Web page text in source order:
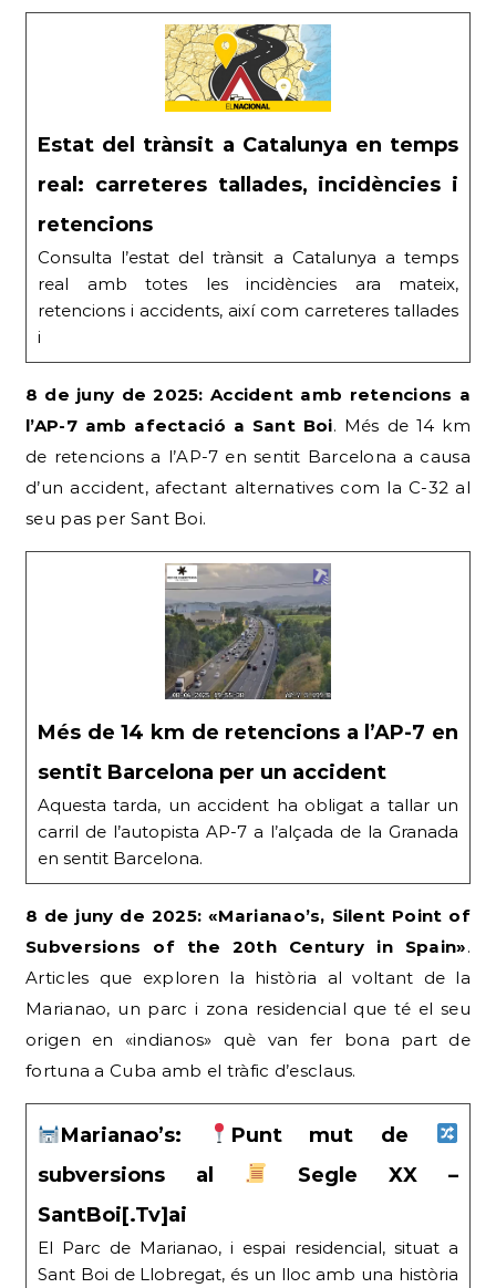
Estat del trànsit a Catalunya en temps
real: carreteres tallades, incidències i
retencions
Consulta l’estat del trànsit a Catalunya a temps
real amb totes les incidències ara mateix,
retencions i accidents, així com carreteres tallades
i
8 de juny de 2025: Accident amb retencions a
l’AP-7 amb afectació a Sant Boi. Més de 14 km
de retencions a l’AP-7 en sentit Barcelona a causa
d’un accident, afectant alternatives com la C-32 al
seu pas per Sant Boi.
Més de 14 km de retencions a l’AP-7 en
sentit Barcelona per un accident
Aquesta tarda, un accident ha obligat a tallar un
carril de l’autopista AP-7 a l’alçada de la Granada
en sentit Barcelona.
8 de juny de 2025: «Marianao’s, Silent Point of
Subversions of the 20th Century in Spain».
Articles que exploren la història al voltant de la
Marianao, un parc i zona residencial que té el seu
origen en «indianos» què van fer bona part de
fortuna a Cuba amb el tràfic d’esclaus.
Marianao’s:
Punt mut de
subversions al
Segle XX –
SantBoi[.Tv]ai
El Parc de Marianao, i espai residencial, situat a
Sant Boi de Llobregat, és un lloc amb una història